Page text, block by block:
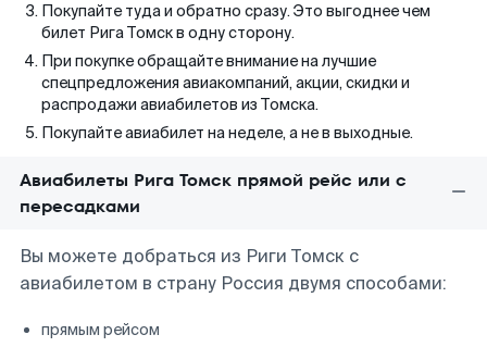
Покупайте туда и обратно сразу. Это выгоднее чем
билет Рига Томск в одну сторону.
При покупке обращайте внимание на лучшие
спецпредложения авиакомпаний, акции, скидки и
распродажи авиабилетов из Томска.
Покупайте авиабилет на неделе, а не в выходные.
Авиабилеты Рига Томск прямой рейс или с
пересадками
Вы можете добраться из Риги Томск с
авиабилетом в страну Россия двумя способами:
прямым рейсом